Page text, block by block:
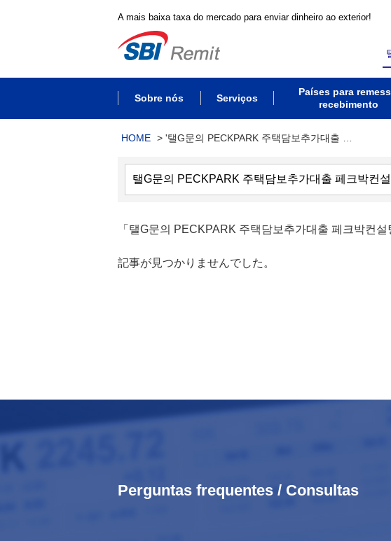
A mais baixa taxa do mercado para enviar dinheiro ao exterior!
Sobre nós Serviços
Países para
recebimento
HOME > '탤G문의 PECKPARK 주택담보추가대출 …
「탤G문의 PECKPARK 주택담보추가대출 페크박컨
記事が見つかりませんでした。
Perguntas frequentes / Consultas